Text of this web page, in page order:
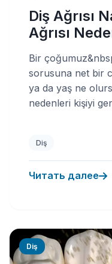
Diş Ağrısı
Ağrısı
Bir
sorusuna net bir
ya da yaş ne
nedenleri kişiyi
Diş
Читать далее
Diş